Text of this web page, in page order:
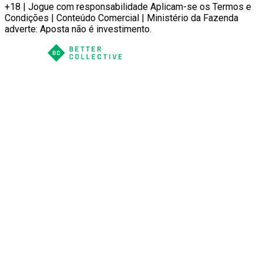
+18 | Jogue com responsabilidade Aplicam-se os Termos e
Condições | Conteúdo Comercial | Ministério da Fazenda
adverte: Aposta não é investimento.